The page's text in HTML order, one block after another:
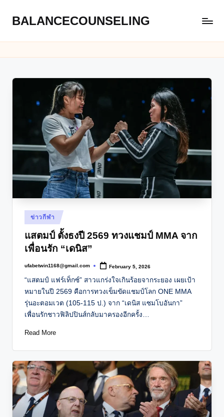
content
BALANCECOUNSELING
Posted
in
ข่าวกีฬา
แสตมป์ ตั้งธงปี 2569 ทวงแชมป์ MMA จาก
เพื่อนรัก “เดนิส”
Posted
ufabetwin1168@gmail.com February 5, 2026
“แสตมป์ แฟร์เท็กซ์” สาวแกร่งใจเกินร้อยจากระยอง เผยเป้า
หมายในปี 2569 คือการทวงเข็มขัดแชมป์โลก ONE MMA
รุ่นอะตอมเวต (105-115 ป.) จาก “เดนิส แซมโบอันกา”
เพื่อนรักชาวฟิลิปปินส์กลับมาครองอีกครั้ง…
Read More